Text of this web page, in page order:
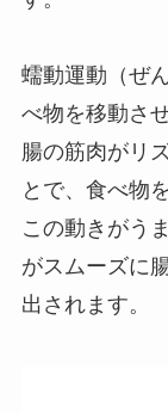
蠕動運動（ぜ
べ物を移動さ
腸の筋肉がリ
とで、食べ物
この動きがう
がスムーズに
出されます。